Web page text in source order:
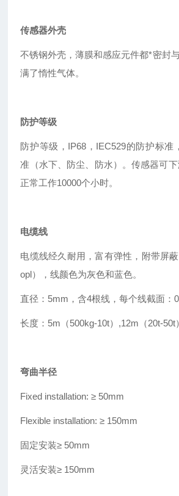
传感器外壳
不锈钢外壳，薄膜和感应元件都*密封
满了惰性气体。
防护等级
防护等级，IP68，IEC529的防护标准
准（水下、防尘、防水）。传感器可
正常工作10000个小时。
电缆线
电缆线经久耐用，富有弹性，附带屏
opl），线颜色为灰色和蓝色。
直径：5mm，含4根线，每个线截面：
长度：5m（500kg-10t） ,12m（20t-50t）
弯曲半径
Fixed installation: ≥ 50mm
Flexible installation: ≥ 150mm
固定安装≥ 50mm
灵活安装≥ 150mm